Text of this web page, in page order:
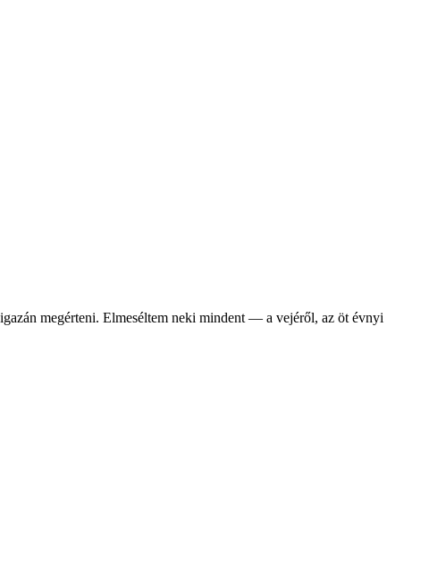
megérteni. Elmeséltem neki mindent — a vejéről, az öt évnyi